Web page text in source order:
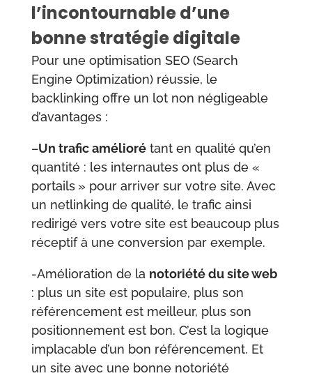
l’incontournable d’une
bonne stratégie digitale
Pour une optimisation SEO (Search
Engine Optimization) réussie, le
backlinking offre un lot non négligeable
d’avantages :
–Un trafic améliorétant en qualité qu’en
quantité : les internautes ont plus de «
portails » pour arriver sur votre site. Avec
un netlinking de qualité, le trafic ainsi
redirigé vers votre site est beaucoup plus
réceptif à une conversion par exemple.
-Amélioration de la notoriété du site web
: plus un site est populaire, plus son
référencement est meilleur, plus son
positionnement est bon. C’est la logique
implacable d’un bon référencement. Et
un site avec une bonne notoriété